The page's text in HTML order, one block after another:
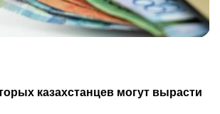
казахстанцев могут вырасти